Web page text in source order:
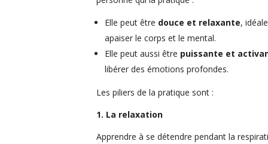
Elle peut être douce et relaxante,
apaiser le corps et le mental.
Elle peut aussi être puissante et
libérer des émotions profondes.
Les piliers de la pratique sont :
1. La relaxation
Apprendre à se détendre pendant la